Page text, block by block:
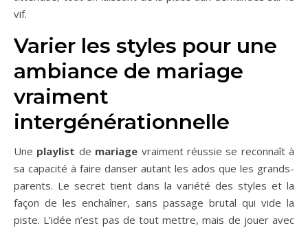
vif.
Varier les styles pour une
ambiance de mariage
vraiment
intergénérationnelle
Une playlist de mariage vraiment réussie se reconnaît à
sa capacité à faire danser autant les ados que les grands-
parents. Le secret tient dans la variété des styles et la
façon de les enchaîner, sans passage brutal qui vide la
piste. L’idée n’est pas de tout mettre, mais de jouer avec